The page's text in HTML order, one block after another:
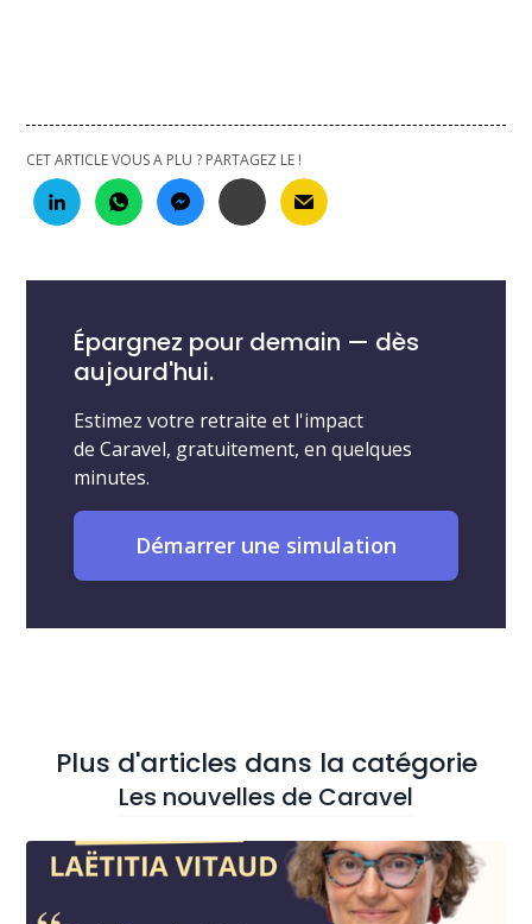
CET ARTICLE VOUS A PLU ? PARTAGEZ LE !
Épargnez pour demain — dès
aujourd'hui.
Estimez votre retraite et l'impact
de Caravel, gratuitement, en quelques
minutes.
Démarrer une simulation
Plus d'articles dans la catégorie
Les nouvelles de Caravel